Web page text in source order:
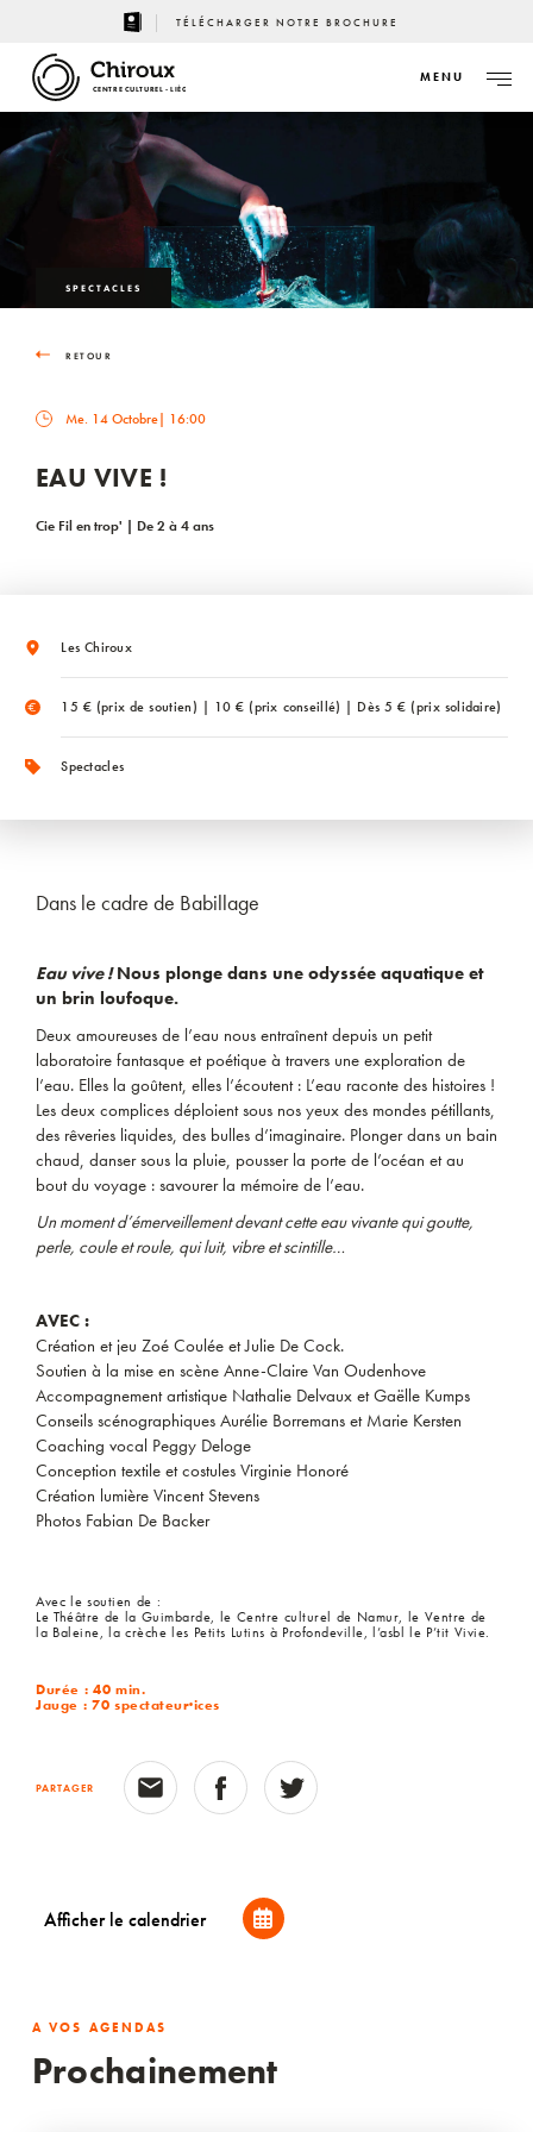
TÉLÉCHARGER NOTRE BROCHURE
CENTRE CULTUREL - LIÈGE
MENU
SPECTACLES
RETOUR
Me. 14 Octobre| 16:00
EAU VIVE !
Cie Fil en trop' | De 2 à 4 ans
Les Chiroux
15 € (prix de soutien) | 10 € (prix conseillé) | Dès 5 € (prix solidaire)
Spectacles
Dans le cadre de Babillage
Eau vive !Nous plonge dans une odyssée aquatique et
un brin loufoque.
Deux amoureuses de l’eau nous entraînent depuis un petit
laboratoire fantasque et poétique à travers une exploration de
l’eau. Elles la goûtent, elles l’écoutent : L’eau raconte des histoires !
Les deux complices déploient sous nos yeux des mondes pétillants,
des rêveries liquides, des bulles d’imaginaire. Plonger dans un bain
chaud, danser sous la pluie, pousser la porte de l’océan et au
bout du voyage : savourer la mémoire de l’eau.
Un moment d’émerveillement devant cette eau vivante qui goutte,
perle, coule et roule, qui luit, vibre et scintille…
AVEC :
Création et jeu Zoé Coulée et Julie De Cock.
Soutien à la mise en scène Anne-Claire Van Oudenhove
Accompagnement artistique Nathalie Delvaux et Gaëlle Kumps
Conseils scénographiques Aurélie Borremans et Marie Kersten
Coaching vocal Peggy Deloge
Conception textile et costules Virginie Honoré
Création lumière Vincent Stevens
Photos Fabian De Backer
Avec le soutien de :
Le Théâtre de la Guimbarde, le Centre culturel de Namur, le Ventre de
la Baleine, la crèche les Petits Lutins à Profondeville, l’asbl le P’tit Vivie.
Durée : 40 min.
Jauge : 70 spectateur·ices
PARTAGER
Afficher le calendrier
A VOS AGENDAS
Prochainement